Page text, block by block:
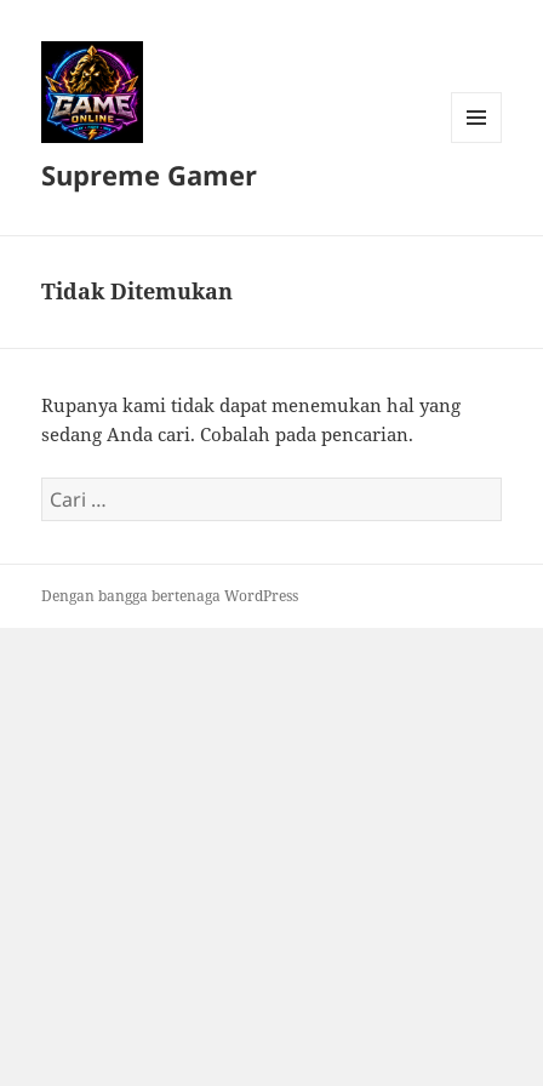
Supreme Gamer
Tidak Ditemukan
Rupanya kami tidak dapat menemukan hal yang
sedang Anda cari. Cobalah pada pencarian.
Cari
untuk:
Dengan bangga bertenaga WordPress